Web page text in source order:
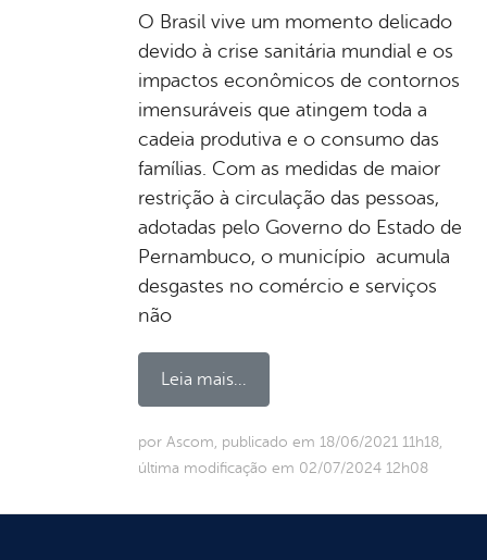
O Brasil vive um momento delicado
devido à crise sanitária mundial e os
impactos econômicos de contornos
imensuráveis que atingem toda a
cadeia produtiva e o consumo das
famílias. Com as medidas de maior
restrição à circulação das pessoas,
adotadas pelo Governo do Estado de
Pernambuco, o município acumula
desgastes no comércio e serviços
não
Leia mais...
por Ascom, publicado em 18/06/2021 11h18,
última modificação em 02/07/2024 12h08